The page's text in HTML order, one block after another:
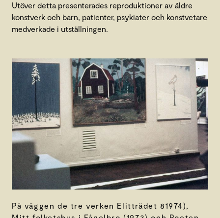
Utöver detta presenterades reproduktioner av äldre
konstverk och barn, patienter, psykiater och konstvetare
medverkade i utställningen.
På väggen de tre verken Elitträdet 81974),